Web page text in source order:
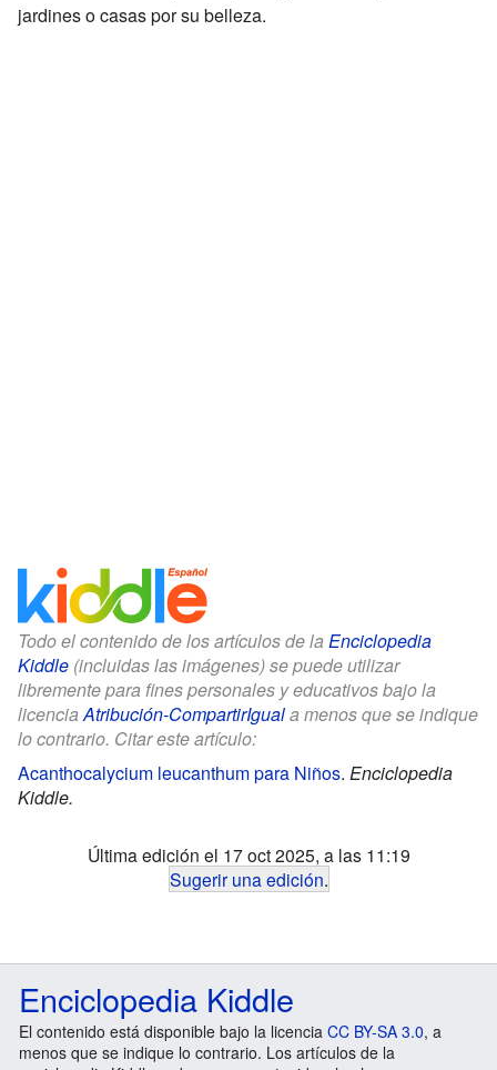
jardines o casas por su belleza.
Todo el contenido de los artículos de la Enciclopedia
Kiddle (incluidas las imágenes) se puede utilizar
libremente para fines personales y educativos bajo la
licencia Atribución-CompartirIguala menos que se indique
lo contrario. Citar este artículo:
Acanthocalycium leucanthum para Niños. Enciclopedia
Kiddle.
Última edición el 17 oct 2025, a las 11:19
Sugerir una edición.
Enciclopedia Kiddle
El contenido está disponible bajo la licencia CC BY-SA 3.0, a
menos que se indique lo contrario. Los artículos de la